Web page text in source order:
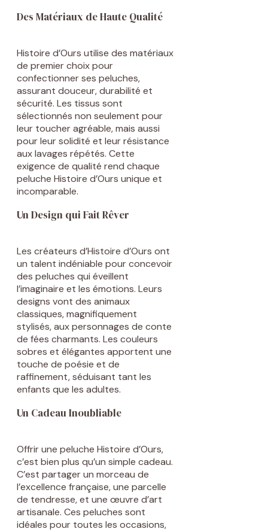
Des Matériaux de Haute Qualité
Histoire d’Ours utilise des matériaux
de premier choix pour
confectionner ses peluches,
assurant douceur, durabilité et
sécurité. Les tissus sont
sélectionnés non seulement pour
leur toucher agréable, mais aussi
pour leur solidité et leur résistance
aux lavages répétés. Cette
exigence de qualité rend chaque
peluche Histoire d’Ours unique et
incomparable.
Un Design qui Fait Rêver
Les créateurs d’Histoire d’Ours ont
un talent indéniable pour concevoir
des peluches qui éveillent
l’imaginaire et les émotions. Leurs
designs vont des animaux
classiques, magnifiquement
stylisés, aux personnages de conte
de fées charmants. Les couleurs
sobres et élégantes apportent une
touche de poésie et de
raffinement, séduisant tant les
enfants que les adultes.
Un Cadeau Inoubliable
Offrir une peluche Histoire d’Ours,
c’est bien plus qu’un simple cadeau.
C’est partager un morceau de
l’excellence française, une parcelle
de tendresse, et une œuvre d’art
artisanale. Ces peluches sont
idéales pour toutes les occasions,